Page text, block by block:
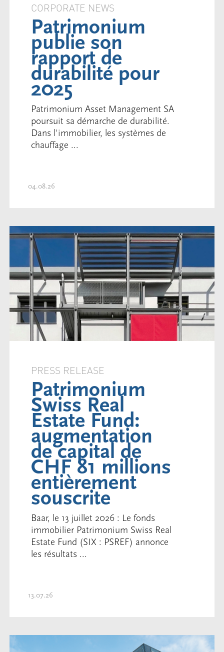
CORPORATE NEWS
Patrimonium
publie son
rapport de
durabilité pour
2025
Patrimonium Asset Management SA
poursuit sa démarche de durabilité.
Dans l'immobilier, les systèmes de
chauffage ...
04.08.26
PRESS RELEASE
Patrimonium
Swiss Real
Estate Fund:
augmentation
de capital de
CHF 81 millions
entièrement
souscrite
Baar, le 13 juillet 2026 : Le fonds
immobilier Patrimonium Swiss Real
Estate Fund (SIX : PSREF) annonce
les résultats ...
13.07.26